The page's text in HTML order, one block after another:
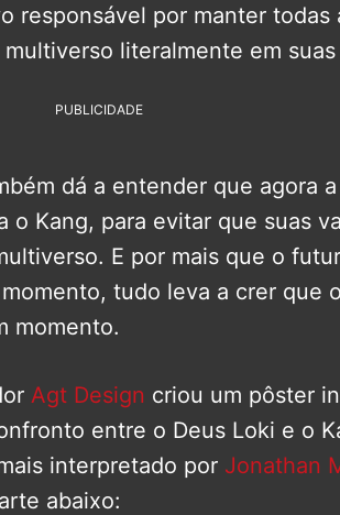
responsável por manter todas
literalmente em suas
PUBLICIDADE
dá a entender que agora
o Kang, para evitar que suas
E por mais que o
tudo leva a crer que
momento.
Agt Design criou um pôster
entre o Deus Loki e o
interpretado por Jonathan
abaixo: